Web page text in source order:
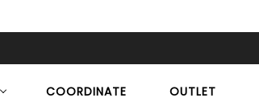
COORDINATE OUTLET